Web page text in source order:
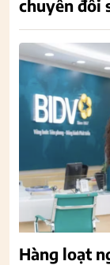
chuyển đổi
Hàng loạt